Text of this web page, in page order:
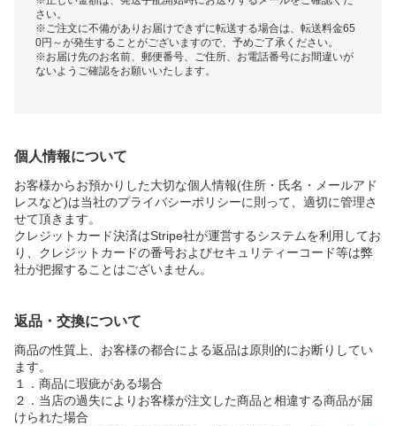
さい。
※ご注文に不備がありお届けできずに転送する場合は、転送料金65
0円～が発生することがございますので、予めご了承ください。
※お届け先のお名前、郵便番号、ご住所、お電話番号にお間違いが
ないようご確認をお願いいたします。
個人情報について
お客様からお預かりした大切な個人情報(住所・氏名・メールアド
レスなど)は当社のプライバシーポリシーに則って、適切に管理さ
せて頂きます。
クレジットカード決済はStripe社が運営するシステムを利用してお
り、クレジットカードの番号およびセキュリティーコード等は弊
社が把握することはございません。
返品・交換について
商品の性質上、お客様の都合による返品は原則的にお断りしてい
ます。
１．商品に瑕疵がある場合
２．当店の過失によりお客様が注文した商品と相違する商品が届
けられた場合